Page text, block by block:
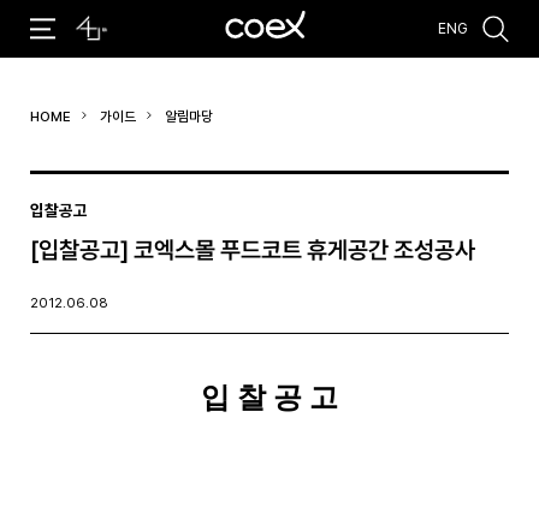
#코엑스 전시 #행사
ENG
HOME 가이드 알림마당
입찰공고
[입찰공고] 코엑스몰 푸드코트 휴게공간 조성공사
2012.06.08
입 찰 공 고